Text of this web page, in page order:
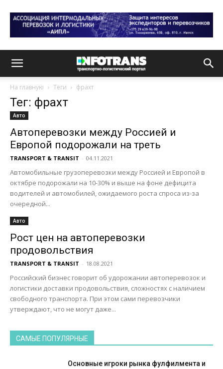
На главную Теги фрахт
Тег: фрахт
Авто
Автоперевозки между Россией и
Европой подорожали на треть
TRANSPORT & TRANSIT - 04.11.2021
Автомобильные грузоперевозки между Россией и Европой в
октябре подорожали на 10-30% и выше на фоне дефицита
водителей и автомобилей, ожидаемого роста спроса из-за
очередной...
Авто
Рост цен на автоперевозки
продовольствия
TRANSPORT & TRANSIT - 18.08.2021
Российский бизнес говорит об удорожании автоперевозок и
логистики доставки продовольствия, сложностях с наличием
свободного транспорта. При этом сами перевозчики
утверждают, что не могут даже...
САМЫЕ ПОПУЛЯРНЫЕ
Основные игроки рынка фулфилмента и